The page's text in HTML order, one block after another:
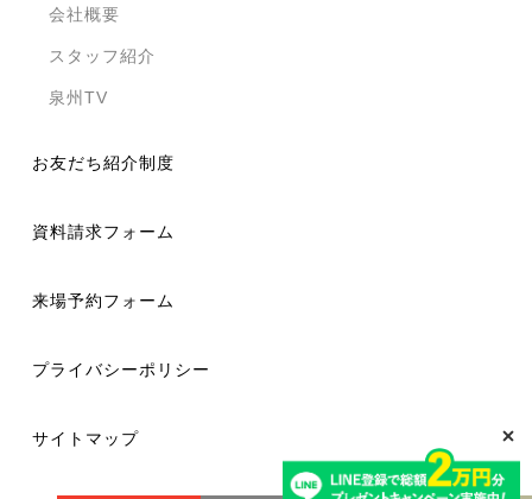
会社概要
スタッフ紹介
泉州TV
お友だち紹介制度
資料請求フォーム
来場予約フォーム
プライバシーポリシー
サイトマップ